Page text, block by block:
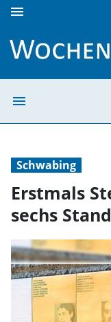
menu
menu
Schwabing
Erstmals
sechs